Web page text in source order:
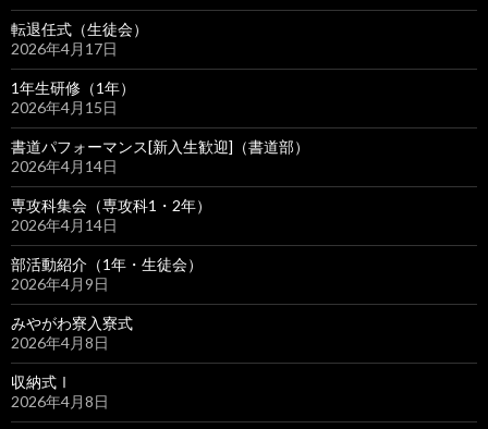
転退任式（生徒会）
2026年4月17日
1年生研修（1年）
2026年4月15日
書道パフォーマンス[新入生歓迎]（書道部）
2026年4月14日
専攻科集会（専攻科1・2年）
2026年4月14日
部活動紹介（1年・生徒会）
2026年4月9日
みやがわ寮入寮式
2026年4月8日
収納式Ⅰ
2026年4月8日